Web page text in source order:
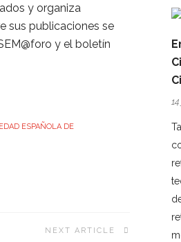
y organiza
sus publicaciones se
y el boletín
ESPAÑOLA DE
NEXT ARTICLE